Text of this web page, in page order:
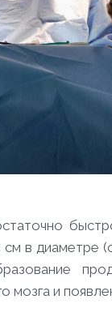
см в диаметре
мозга и